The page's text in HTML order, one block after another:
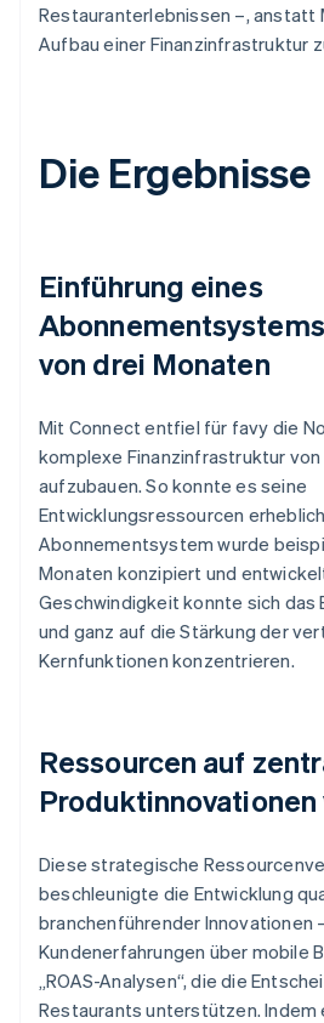
Restauranterlebnissen –, anstatt
Aufbau einer Finanzinfrastruktur
Die Ergebnisse
Einführung eines
von drei Monaten
Mit Connect entfiel für favy die
komplexe Finanzinfrastruktur
aufzubauen. So konnte es seine
Entwicklungsressourcen
Abonnementsystem wurde
Monaten konzipiert und
Geschwindigkeit konnte sich das
und ganz auf die Stärkung der
Kernfunktionen konzentrieren.
Ressourcen auf
Diese strategische
beschleunigte die Entwicklung
branchenführender Innovationen
Kundenerfahrungen über mobile
„ROAS-Analysen“, die die
Restaurants unterstützen. Indem